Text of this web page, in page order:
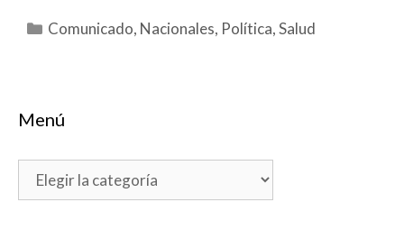
Categorías
Comunicado, Nacionales, Política,Salud
Menú
Menú